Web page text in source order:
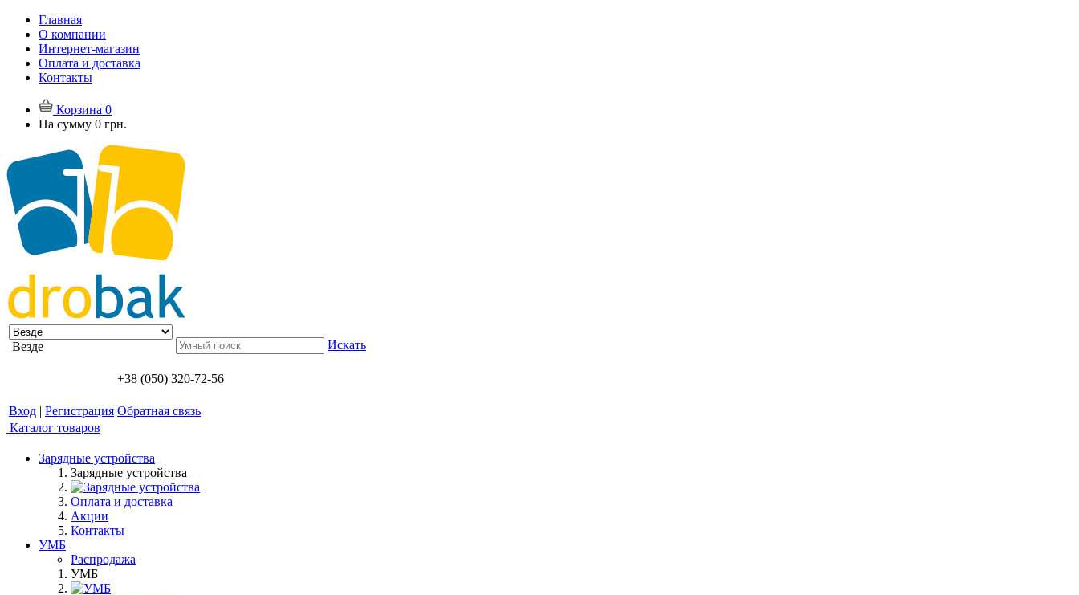
Главная
О компании
Интернет-магазин
Оплата и доставка
Контакты
Корзина 0
На сумму 0 грн.
Везде Искать
+38 (050) 320-72-56
Вход | Регистрация Обратная связь
Каталог товаров
Зарядные устройства
Зарядные устройства
Оплата и доставка
Акции
Контакты
УМБ
Распродажа
УМБ